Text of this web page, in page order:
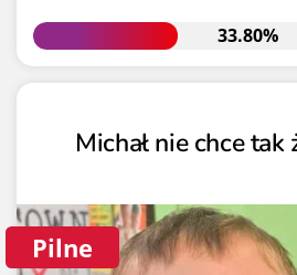
33.80%
33.80%
Michał nie chce tak
Pilne